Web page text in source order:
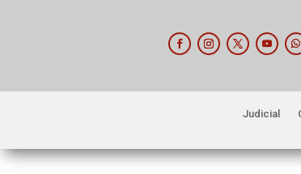
Judicial